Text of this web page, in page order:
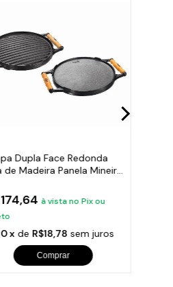
Dupla Face Redonda
de Madeira Panela Mineira
à vista no Pix ou
x de R$18,78 sem juros
Comprar